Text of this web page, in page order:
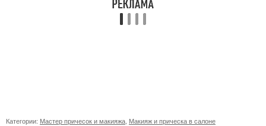
Категории: Мастер причесок и макияжа Макияж и прическа в салоне